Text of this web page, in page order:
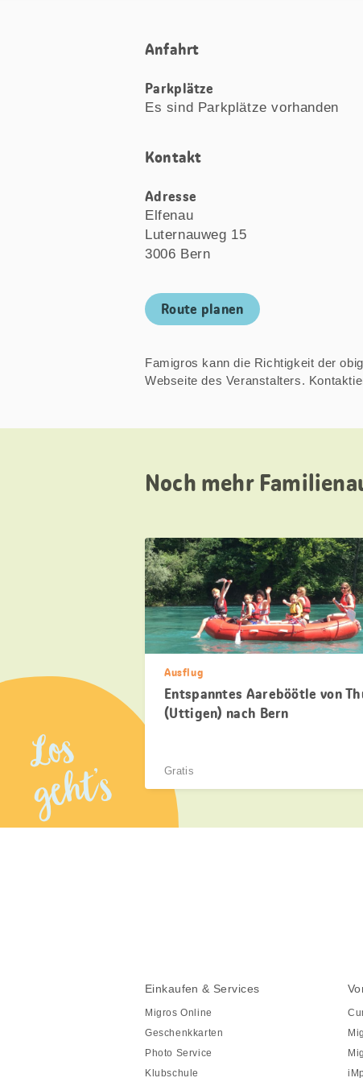
Anfahrt
Parkplätze
Es sind Parkplätze vorhanden
Kontakt
Adresse
Elfenau
Luternauweg 15
3006 Bern
Route planen
Famigros kann die Richtigkeit der
Webseite des Veranstalters.
Noch mehr
Ausflug
Entspanntes Aareböötle von
(Uttigen) nach Bern
Gratis
Los
geht’s
Einkaufen & Services
Migros Online
Geschenkkarten
Photo Service
Klubschule